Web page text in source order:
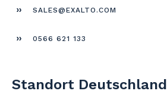
SALES@EXALTO.COM
0566 621 133
Standort Deutschland